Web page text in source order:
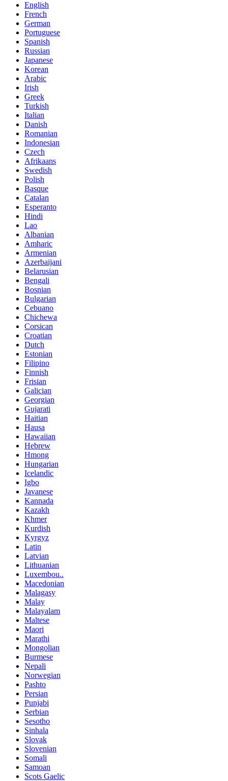
English
French
German
Portuguese
Spanish
Russian
Japanese
Korean
Arabic
Irish
Greek
Turkish
Italian
Danish
Romanian
Indonesian
Czech
Afrikaans
Swedish
Polish
Basque
Catalan
Esperanto
Hindi
Lao
Albanian
Amharic
Armenian
Azerbaijani
Belarusian
Bengali
Bosnian
Bulgarian
Cebuano
Chichewa
Corsican
Croatian
Dutch
Estonian
Filipino
Finnish
Frisian
Galician
Georgian
Gujarati
Haitian
Hausa
Hawaiian
Hebrew
Hmong
Hungarian
Icelandic
Igbo
Javanese
Kannada
Kazakh
Khmer
Kurdish
Kyrgyz
Latin
Latvian
Lithuanian
Luxembou..
Macedonian
Malagasy
Malay
Malayalam
Maltese
Maori
Marathi
Mongolian
Burmese
Nepali
Norwegian
Pashto
Persian
Punjabi
Serbian
Sesotho
Sinhala
Slovak
Slovenian
Somali
Samoan
Scots Gaelic